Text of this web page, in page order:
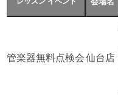
管楽器無料点検会仙台店